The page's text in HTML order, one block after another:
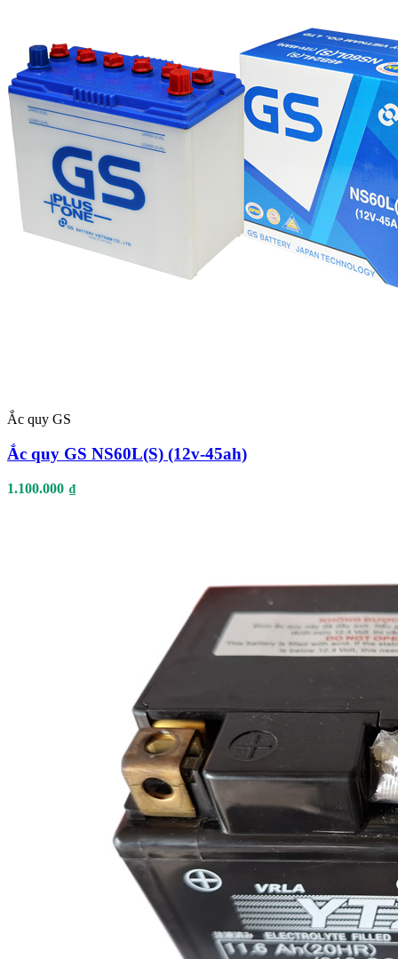
Ắc quy GS
Ắc quy GS NS60L(S) (12v-45ah)
1.100.000 ₫